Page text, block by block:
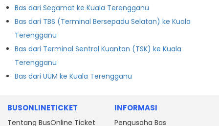
Bas dari Segamat ke Kuala Terengganu
Bas dari TBS (Terminal Bersepadu Selatan) ke Kuala
Terengganu
Bas dari Terminal Sentral Kuantan (TSK) ke Kuala
Terengganu
Bas dari UUM ke Kuala Terengganu
BUSONLINETICKET
Tentang BusOnline Ticket
INFORMASI
Pengusaha Bas